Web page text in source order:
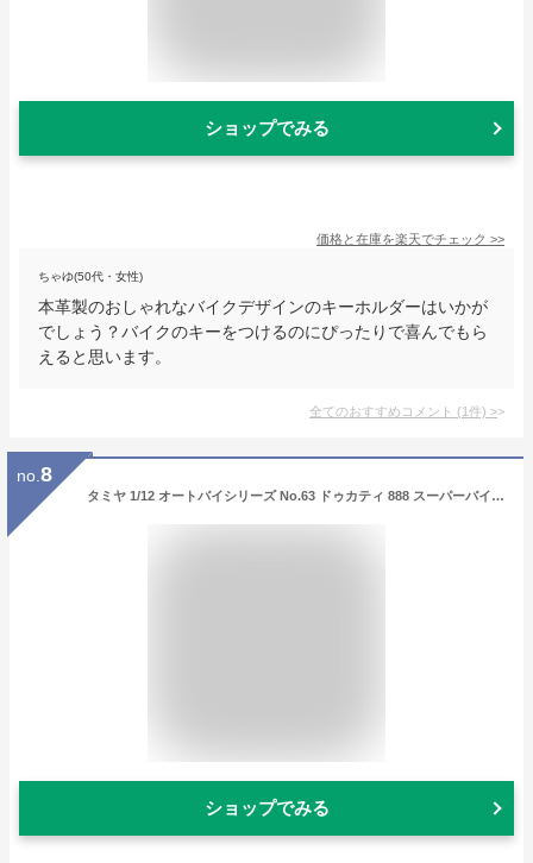
ショップでみる
価格と在庫を楽天でチェック >>
ちゃゆ(50代・女性)
本革製のおしゃれなバイクデザインのキーホルダーはいかが
でしょう？バイクのキーをつけるのにぴったりで喜んでもら
えると思います。
全てのおすすめコメント (1件) >
no. 8
タミヤ 1/12 オートバイシリーズ No.63 ドゥカティ 888 スーパーバイクレーサー プラモデル 14063
ショップでみる